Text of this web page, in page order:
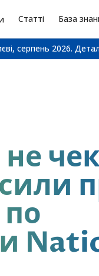
Статті База
серпень 2026.